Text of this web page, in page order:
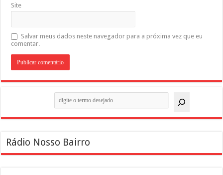
Site
Salvar meus dados neste navegador para a próxima vez que eu
comentar.
Rádio Nosso Bairro